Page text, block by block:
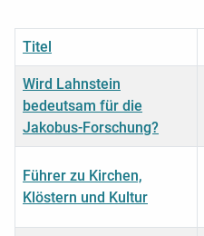
Titel
Wird Lahnstein
bedeutsam für die
Jakobus-Forschung?
Führer zu Kirchen,
Klöstern und Kultur